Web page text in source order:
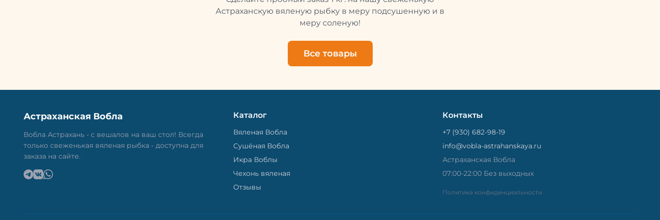
рыбу упаковывают в специальный
пакет, чтобы она не портилась и не
не просто вкусная еда, но и
пример того, как можно сочетать
старые рецепты и современные
вкусно.
Астраханскую вяленую рыбку в меру подсушенную и в
меру соленую!
Все товары
Астраханская Вобла
Вобла Астрахань - с вешалов на ваш стол! Всегда
только свеженькая вяленая рыбка - доступна для
заказа на сайте.
Каталог
Вяленая Вобла
Сушёная Вобла
Икра Воблы
Чехонь вяленая
Отзывы
Контакты
+7 (930) 682-98-19
info@vobla-astrahanskaya.ru
Астраханская Вобла
07:00-22:00 Без выходных
Политика конфиденциальности